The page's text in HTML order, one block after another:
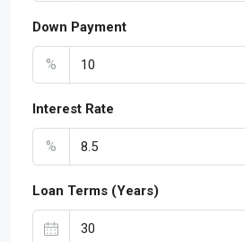
Down Payment
%
Interest Rate
%
Loan Terms (Years)